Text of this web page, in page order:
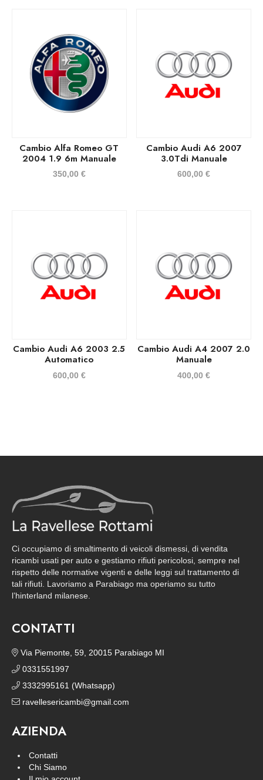
Cambio Alfa Romeo GT
2004 1.9 6m Manuale
350,00 €
Cambio Audi A6 2007
3.0Tdi Manuale
600,00€
Cambio Audi A6 2003 2.5
Automatico
600,00 €
Cambio Audi A4 2007 2.0
Manuale
400,00€
Ci occupiamo di smaltimento di veicoli dismessi, di vendita
ricambi usati per auto e gestiamo rifiuti pericolosi, sempre nel
rispetto delle normative vigenti e delle leggi sul trattamento di
tali rifiuti. Lavoriamo a Parabiago ma operiamo su tutto
l’hinterland milanese.
CONTATTI
Via Piemonte, 59, 20015 Parabiago MI
0331551997
3332995161 (Whatsapp)
ravellesericambi@gmail.com
AZIENDA
Contatti
Chi Siamo